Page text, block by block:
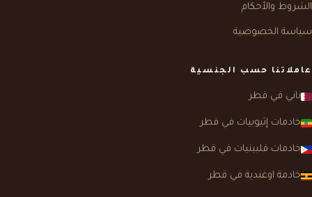
الشروط والأحكام
سياسة الخصوصية
عاملاتنا حسب الجنسية
ناني في قطر
خادمات إثيوبيات في قطر
خادمات فلبينيات في قطر
خادمة اوغندية في قطر